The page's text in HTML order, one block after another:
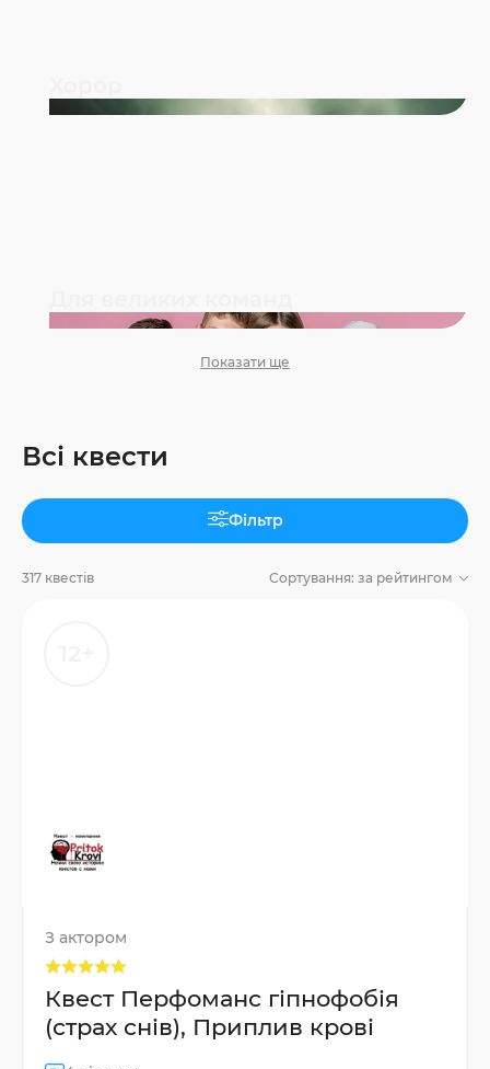
Показати ще
Всі квести
Фільтр
317 квестів Сортування: за рейтингом
З актором
Квест Перфоманс гіпнофобія
(страх снів), Приплив крові